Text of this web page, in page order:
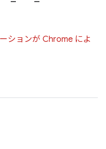
ションが Chrome によ